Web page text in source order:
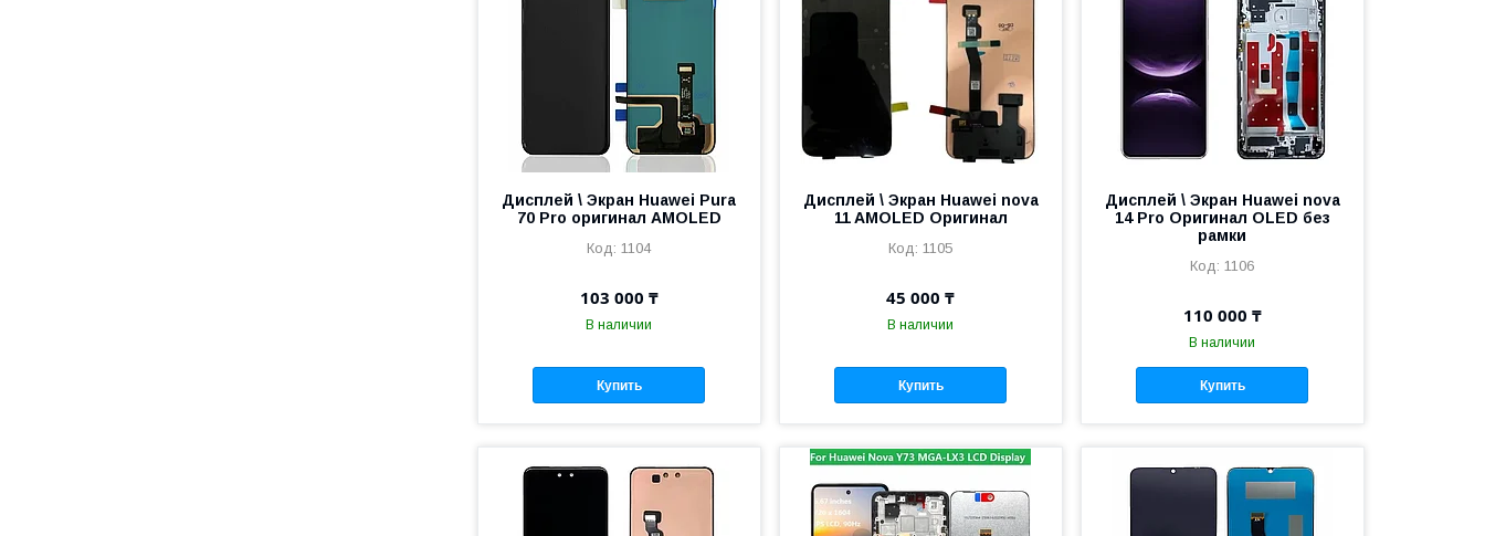
Дисплей \ Экран Huawei Pura
70 Pro оригинал AMOLED
1104
103 000 ₸
В наличии
Купить
Дисплей \ Экран Huawei nova
11 AMOLED Оригинал
1105
45 000 ₸
В наличии
Купить
Дисплей \ Экран Huawei nova
14 Pro Оригинал OLED без
рамки
1106
110 000 ₸
В наличии
Купить